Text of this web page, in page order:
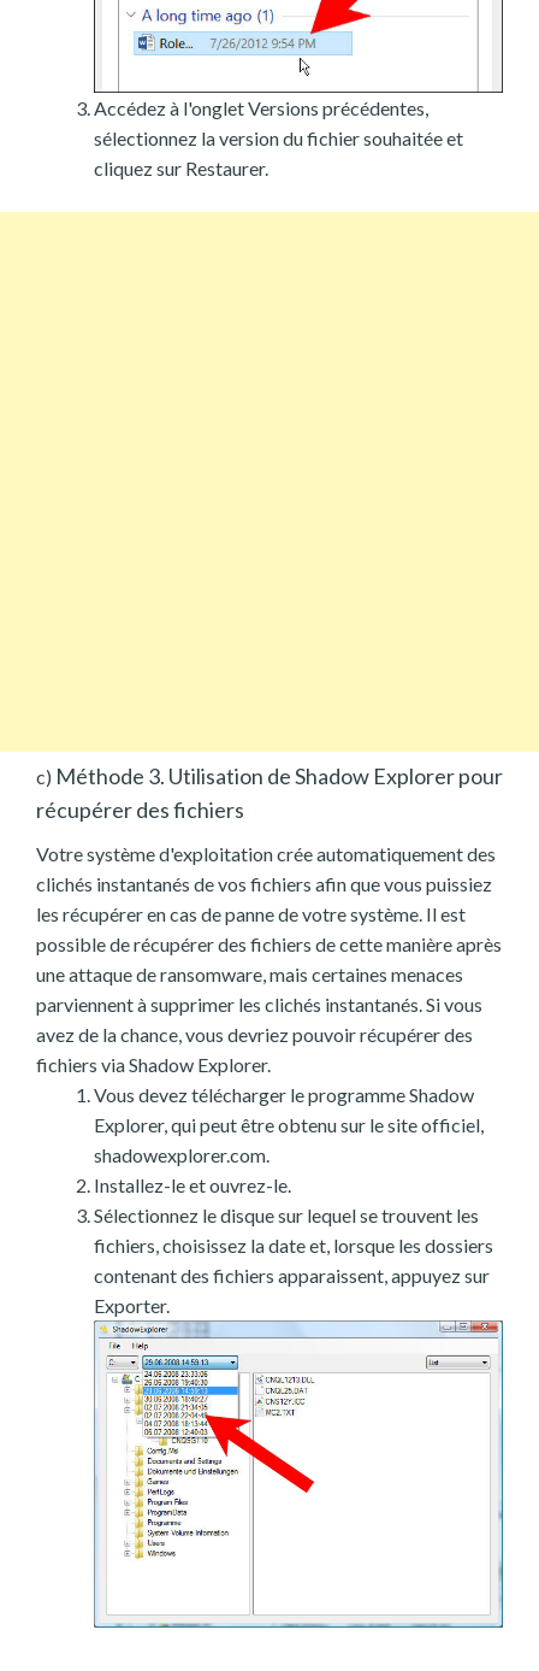
Accédez à l'onglet Versions précédentes,
sélectionnez la version du fichier souhaitée et
cliquez sur Restaurer.
c) Méthode 3. Utilisation de Shadow Explorer pour
récupérer des fichiers
Votre système d'exploitation crée automatiquement des
clichés instantanés de vos fichiers afin que vous puissiez
les récupérer en cas de panne de votre système. Il est
possible de récupérer des fichiers de cette manière après
une attaque de ransomware, mais certaines menaces
parviennent à supprimer les clichés instantanés. Si vous
avez de la chance, vous devriez pouvoir récupérer des
fichiers via Shadow Explorer.
Vous devez télécharger le programme Shadow
Explorer, qui peut être obtenu sur le site officiel,
shadowexplorer.com.
Installez-le et ouvrez-le.
Sélectionnez le disque sur lequel se trouvent les
fichiers, choisissez la date et, lorsque les dossiers
contenant des fichiers apparaissent, appuyez sur
Exporter.